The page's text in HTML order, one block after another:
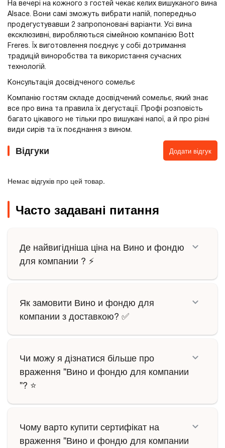
На вечері на кожного з гостей чекає келих вишуканого вина
Alsace. Вони самі зможуть вибрати напій, попередньо
продегустувавши 2 запропоновані варіанти. Усі вина
ексклюзивні, виробляються сімейною компанією Bott
Freres. Їх виготовлення поєднує у собі дотримання
традицій виноробства та використання сучасних
технологій.
Консультація досвідченого сомельє
Компанію гостям складе досвідчений сомельє, який знає
все про вина та правила їх дегустації. Профі розповість
багато цікавого не тільки про вишукані напої, а й про різні
види сирів та їх поєднання з вином.
Відгуки Додати відгук
Немає відгуків про цей товар.
Часто задавані питання
Де найвигідніша ціна на Вино и фондю
для компании ? ⚡
Як замовити Вино и фондю для
компании з доставкою? ✅
Чи можу я дізнатися більше про
враження "Вино и фондю для компании
"? ⭐
Чому варто купити сертифікат на
враження "Вино и фондю для компании